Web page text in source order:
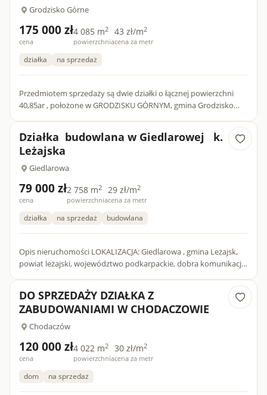
Grodzisko Górne
175 000 zł
cena
4 085 m2
powierzchnia
43 zł/m2
cena za metr
działka na sprzedaż
Przedmiotem sprzedaży są dwie działki o łącznej powierzchni
40,85ar , położone w GRODZISKU GÓRNYM, gmina Grodzisko
Działka budowlana w Giedlarowej k.
Leżajska
Giedlarowa
79 000 zł
cena
2 758 m2
powierzchnia
29 zł/m2
cena za metr
działka na sprzedaż budowlana
Opis nieruchomości LOKALIZACJA: Giedlarowa , gmina Leżajsk,
powiat leżajski, województwo podkarpackie, dobra komunikacja
DO SPRZEDAŻY DZIAŁKA Z
ZABUDOWANIAMI W CHODACZOWIE
Chodaczów
120 000 zł
cena
4 022 m2
powierzchnia
30 zł/m2
cena za metr
dom na sprzedaż